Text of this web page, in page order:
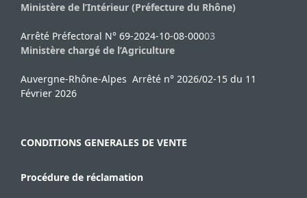
Ministère de l’Intérieur (Préfecture du Rhône)
Arrêté Préfectoral N° 69-2024-10-08-00003
Ministère chargé de l’Agriculture
Auvergne-Rhône-Alpes Arrêté n° 2026/02-15 du 11
Février 2026
CONDITIONS GENERALES DE VENTE
Procédure de réclamation